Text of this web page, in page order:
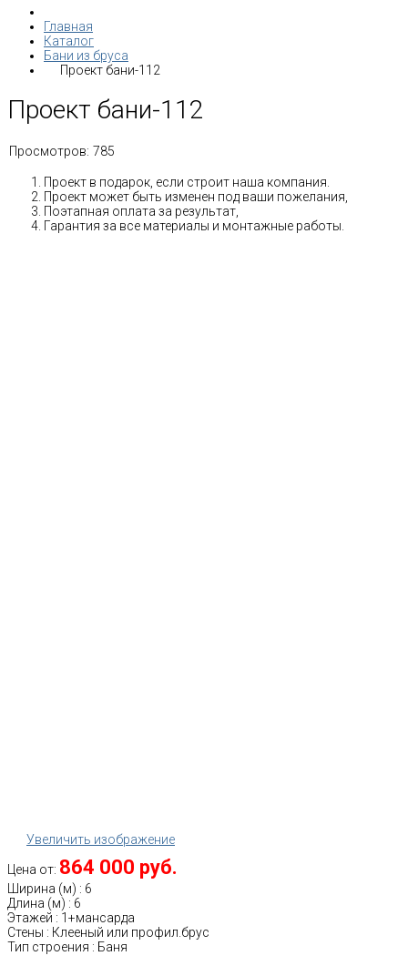
Главная
Каталог
Бани из бруса
Проект бани-112
Проект бани-112
Просмотров: 785
Проект в подарок, если строит наша компания.
Проект может быть изменен под ваши пожелания,
Поэтапная оплата за результат,
Гарантия за все материалы и монтажные работы.
Увеличить изображение
Цена от: 864 000 руб.
Ширина (м) : 6
Длина (м) : 6
Этажей : 1+мансарда
Стены : Клееный или профил.брус
Тип строения : Баня